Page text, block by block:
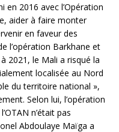
en 2016 avec l’Opération
aider à faire monter
en faveur des
l’opération Barkhane et
2021, le Mali a risqué la
localisée au Nord
du territoire national »,
Selon lui, l’opération
n’était pas
Abdoulaye Maïga a